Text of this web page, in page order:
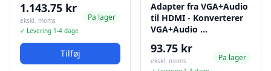
1.143.75 kr
ekskl. moms
✓ Levering 1-4 dage
Pa lager
Tilføj
Adapter fra VGA+Audio
til HDMI - Konverterer
VGA+Audio …
93.75 kr
ekskl. moms
Pa lager